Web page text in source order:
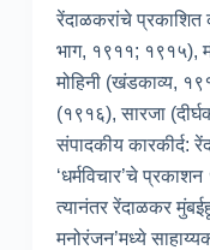
रेंदाळकरांचे प्रकाशित
भाग, १९११; १९१५),
मोहिनी (खंडकाव्य,
(१९१६), सारजा
संपादकीय कारकीर्द:
‘धर्मविचार’चे
त्यानंतर रेंदाळकर
मनोरंजन’मध्ये